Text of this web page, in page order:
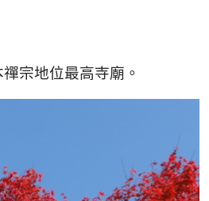
宗地位最高寺廟。